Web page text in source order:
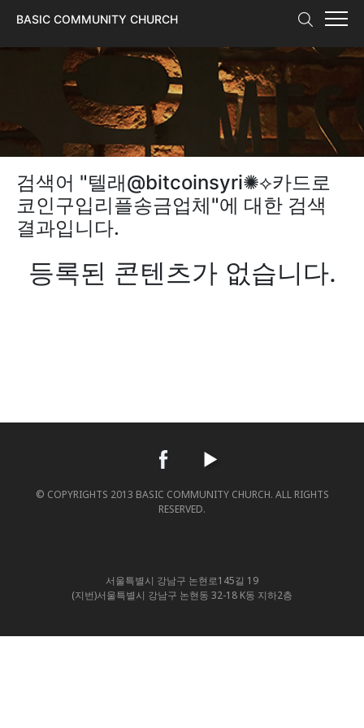
BASIC COMMUNITY CHURCH
검색어 "텔래@bitcoinsyri✺⟡카드로
코인구입리플송금업체"에 대한 검색
결과입니다.
등록된 콘텐츠가 없습니다.
© COPYRIGHTS 2013 BASIC COMMUNITY CHURCH. ALL RIGHTS
RESERVED.
서울특별시 강남구 논현로145길 19
(지번)서울특별시 강남구 논현동 32-18 K동 지하2층